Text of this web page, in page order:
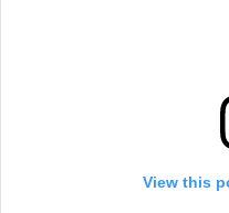
View this